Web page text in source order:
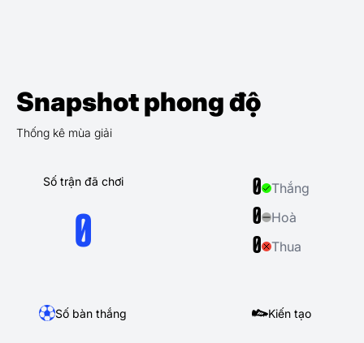
Snapshot phong độ
Thống kê mùa giải
Số trận đã chơi
0
Số bàn thắng Kiến tạo
0 Thắng
0 Hoà
0 Thua